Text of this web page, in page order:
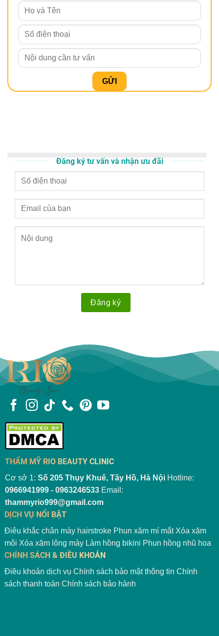
Đăng ký tư vấn và nhận ưu đãi
THẨM MỸ RIO BEAUTY CLINIC
Cơ sở 1: Số 205 Thụy Khuê, Tây Hồ, Hà NộiHotline:
0966941999 - 0963246533Email:
thammyrio999@gmail.com
DỊCH VỤ NỔI BẬT
Điêu khắc chân mày hairstroke Phun xăm mí mắt Xóa xăm
môi Xóa xăm lông mày Làm hồng bikini Phun hồng nhũ hoa
CHÍNH SÁCH & ĐIỀU KHOẢN
Điều khoản dịch vụ Chính sách bảo mật thông tin Chính
sách thanh toán Chính sách bảo hành